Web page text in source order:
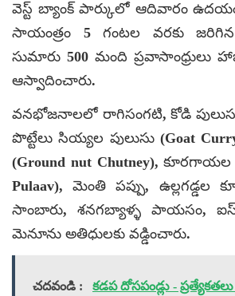
వెస్ట్ బ్యాంక్ పార్కులో ఆదివారం
సాయంత్రం 5 గంటల వరకు
సుమారు 500 మంది ప్రవాసాంధ్రులు
ఆస్వాదించారు.
వనభోజనాలలో రాగిసంగటి, కోడి పులుసు
పొట్టేలు సియ్యల పులుసు (Goat
(Ground nut Chutney), కూరగాయల
Pulaav), మెంతి పప్పు, ఉల్లగడ్డల
సాంబారు, శనగబ్యాళ్ళ పాయసం,
మెనూను అతిధులకు వడ్డించారు.
చదవండి : కడప దోసపండ్లు -